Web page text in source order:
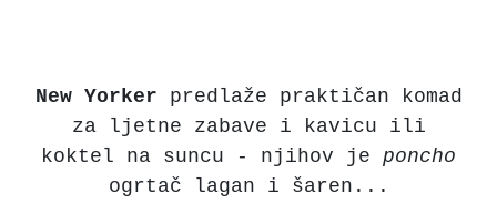
New Yorker predlaže praktičan komad
za ljetne zabave i kavicu ili
koktel na suncu - njihov je poncho
ogrtač lagan i šaren...